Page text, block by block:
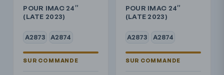
POUR IMAC 24″
(LATE 2023)
A2873 A2874
POUR IMAC 24″
(LATE 2023)
A2873 A2874